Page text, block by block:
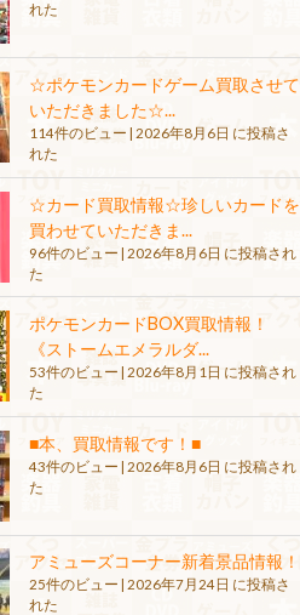
れた
☆ポケモンカードゲーム買取させて
いただきました☆...
114件のビュー | 2026年8月6日 に投稿さ
れた
☆カード買取情報☆珍しいカードを
買わせていただきま...
96件のビュー | 2026年8月6日 に投稿され
た
ポケモンカードBOX買取情報！
《ストームエメラルダ...
53件のビュー
2026年8月1日 に投稿され
た
■本、買取情報です！■
43件のビュー | 2026年8月6日 に投稿され
た
アミューズコーナー新着景品情報！
25件のビュー
2026年7月24日 に投稿さ
れた